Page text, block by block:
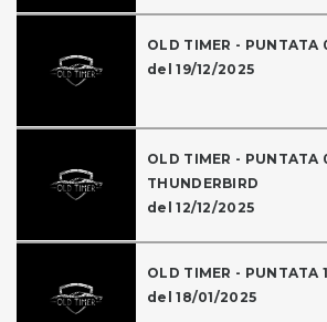
OLD TIMER - PUNTATA
del 19/12/2025
OLD TIMER - PUNTATA
THUNDERBIRD
del 12/12/2025
OLD TIMER - PUNTATA
del 18/01/2025